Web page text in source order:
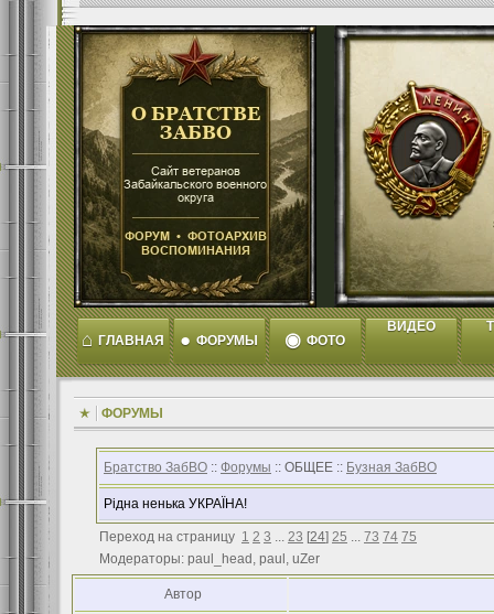
⌂ ГЛАВНАЯ ● ФОРУМЫ ◉ ФОТО
ВИДЕО
ФОРУМЫ
Братство ЗабВО :: Форумы :: ОБЩЕЕ :: Бузная ЗабВО
Рідна ненька УКРАЇНА!
Переход на страницу 1 2 3 ... 23 [24] 25 ... 73 74 75
Модераторы: paul_head, paul, uZer
Автор